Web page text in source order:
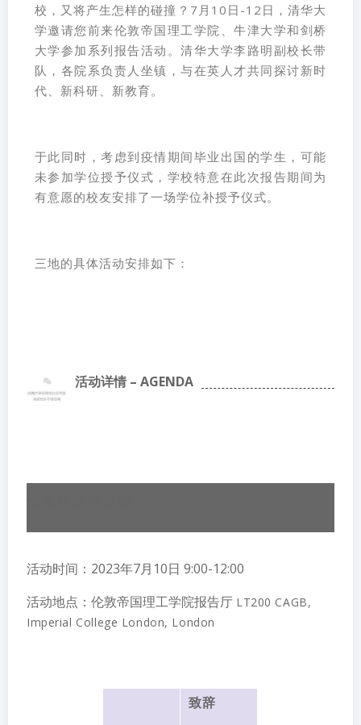
校，又将产生怎样的碰撞？7月10日-12日，清华大
学邀请您前来伦敦帝国理工学院、牛津大学和剑桥
大学参加系列报告活动。清华大学李路明副校长带
队，各院系负责人坐镇，与在英人才共同探讨新时
代、新科研、新教育。
于此同时，考虑到疫情期间毕业出国的学生，可能
未参加学位授予仪式，学校特意在此次报告期间为
有意愿的校友安排了一场学位补授予仪式。
三地的具体活动安排如下：
活动详情 – AGENDA
活动时间：2023年7月10日 9:00-12:00
活动地点：伦敦帝国理工学院报告厅 LT200 CAGB,
Imperial College London, London
致辞